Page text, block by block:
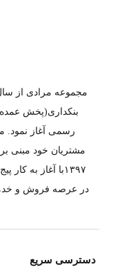
بنکداری(پخش
رسمی آغاز نمود.
مشتریان خود مبنی
۱۳۹۷با آغاز به
در عرصه فروش و
دسترسی سریع